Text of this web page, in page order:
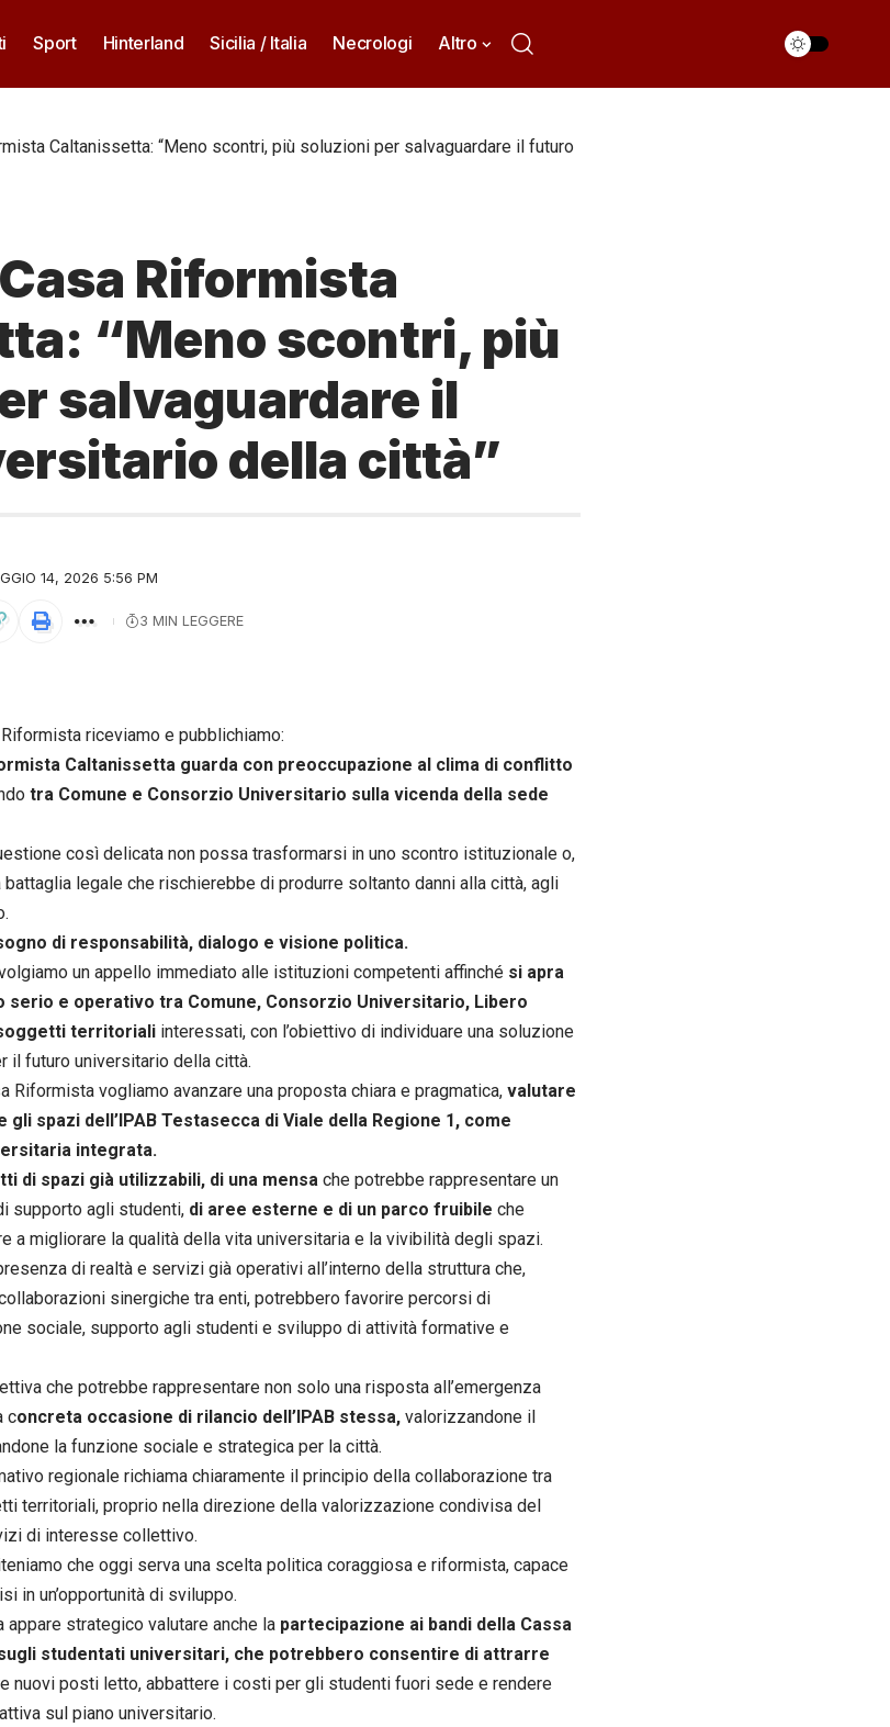
Sport Hinterland Sicilia / Italia Necrologi Altro
Caltanissetta: “Meno scontri, più soluzioni per salvaguardare il futuro
Riformista
“Meno scontri, più
salvaguardare il
della città”
14, 2026 5:56 PM
3 MIN LEGGERE
riceviamo e pubblichiamo:
Caltanissetta guarda con preoccupazione al clima di conflitto
tra Comune e Consorzio Universitario sulla vicenda della sede
così delicata non possa trasformarsi in uno scontro istituzionale o,
battaglia legale che rischierebbe di produrre soltanto danni alla città, agli
di responsabilità, dialogo e visione politica.
un appello immediato alle istituzioni competenti affinché si apra
serio e operativo tra Comune, Consorzio Universitario, Libero
territoriali interessati, con l’obiettivo di individuare una soluzione
il futuro universitario della città.
Riformista vogliamo avanzare una proposta chiara e pragmatica, valutare
gli spazi dell’IPAB Testasecca di Viale della Regione 1, come
integrata.
di spazi già utilizzabili, di una mensa che potrebbe rappresentare un
supporto agli studenti, di aree esterne e di un parco fruibile che
a migliorare la qualità della vita universitaria e la vivibilità degli spazi.
di realtà e servizi già operativi all’interno della struttura che,
sinergiche tra enti, potrebbero favorire percorsi di
sociale, supporto agli studenti e sviluppo di attività formative e
che potrebbe rappresentare non solo una risposta all’emergenza
concreta occasione di rilancio dell’IPAB stessa, valorizzandone il
la funzione sociale e strategica per la città.
regionale richiama chiaramente il principio della collaborazione tra
territoriali, proprio nella direzione della valorizzazione condivisa del
di interesse collettivo.
che oggi serva una scelta politica coraggiosa e riformista, capace
in un’opportunità di sviluppo.
strategico valutare anche la partecipazione ai bandi della Cassa
studentati universitari, che potrebbero consentire di attrarre
nuovi posti letto, abbattere i costi per gli studenti fuori sede e rendere
sul piano universitario.